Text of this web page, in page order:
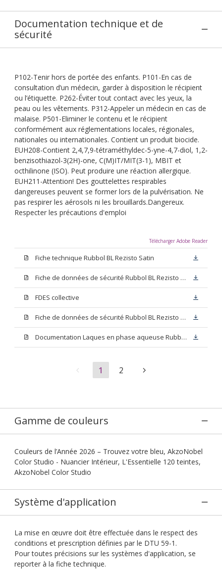
Documentation technique et de
sécurité
P102-Tenir hors de portée des enfants. P101-En cas de
consultation d’un médecin, garder à disposition le récipient
ou l’étiquette. P262-Éviter tout contact avec les yeux, la
peau ou les vêtements. P312-Appeler un médecin en cas de
malaise. P501-Eliminer le contenu et le récipient
conformément aux réglementations locales, régionales,
nationales ou internationales. Contient un produit biocide.
EUH208-Contient 2,4,7,9-tétraméthyldec-5-yne-4,7-diol, 1,2-
benzisothiazol-3(2H)-one, C(M)IT/MIT(3-1), MBIT et
octhilinone (ISO). Peut produire une réaction allergique.
EUH211-Attention! Des gouttelettes respirables
dangereuses peuvent se former lors de la pulvérisation. Ne
pas respirer les aérosols ni les brouillards.Dangereux.
Respecter les précautions d'emploi
Télécharger Adobe Reader
Fiche technique Rubbol BL Rezisto Satin
Fiche de données de sécurité Rubbol BL Rezisto Satin Base N00
FDES collective
Fiche de données de sécurité Rubbol BL Rezisto Satin Base W05
Documentation Laques en phase aqueuse Rubbol BL Velours
1 2
Gamme de couleurs
Couleurs de l’Année 2026 – Trouvez votre bleu, AkzoNobel
Color Studio - Nuancier Intérieur, L'Essentielle 120 teintes,
AkzoNobel Color Studio
Système d'application
La mise en œuvre doit être effectuée dans le respect des
conditions et prescription définies par le DTU 59-1.
Pour toutes précisions sur les systèmes d'application, se
reporter à la fiche technique.